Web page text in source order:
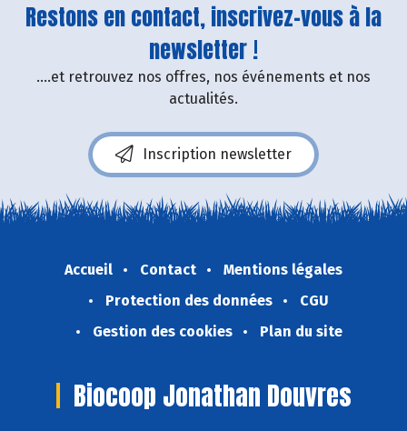
Restons en contact, inscrivez-vous à la
newsletter !
....et retrouvez nos offres, nos événements et nos
actualités.
Inscription newsletter
Accueil Contact
Mentions légales
Protection des données
CGU
Gestion des cookies
Plan du site
Biocoop Jonathan Douvres